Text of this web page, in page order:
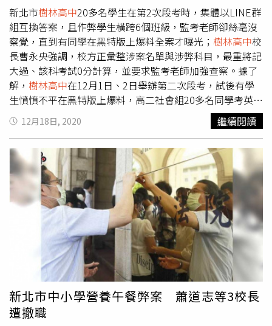
新北市樹林高中20多名學生在第2次段考時，集體以LINE群
組互換答案，且作弊學生橫跨6個班級，監考老師卻絲毫沒
察覺，直到有同學在黑特版上爆料全案才曝光； 樹林高中校
長曹永央強調，校方正彙整涉案名單與涉弊科目，最重將記
大過、該科考試0分計算，並要求監考老師加強查察。據了
解， 樹林高中在12月1日、2日舉辦第二次段考，試後有學
生憤憤不平在黑特版上爆料，高二社會組20多名同學考英文
考科時，集體利用LINE群組交換答案，英文考科7成都是選
擇題，群組內有人負責提問、有人負責寫答案，讓其他學生
名學生來自不同班級，當初被以「慶生會」、「學術研討
會」名義被邀請加入群組，個別詢問群組內成員後，發現一
小群學生負責傳送答案，一小群加入群組、但沒發表意見，
另一群則稱忙著考試沒在看群組。不過校方查察時，學生已
將作弊訊息全部收回，校方正進一步確認還有哪些學生介
入。至於為何5、6個班級同時在考試時用手機，監考人員卻
未察覺？曹永央解釋，這批監考人員都是任課老師隨班監
考，可能因為對學生較熟悉，並未積極查察，校方感到很遺
憾、學校發生集體作弊令人難堪，但是校方有決心面對解
決，不容許再發生，因此校方也誠心檢討。
12月18日, 2020 繼續閱讀
新北市中小學營養午餐弊案 蕭道志等3校長
遭撤職